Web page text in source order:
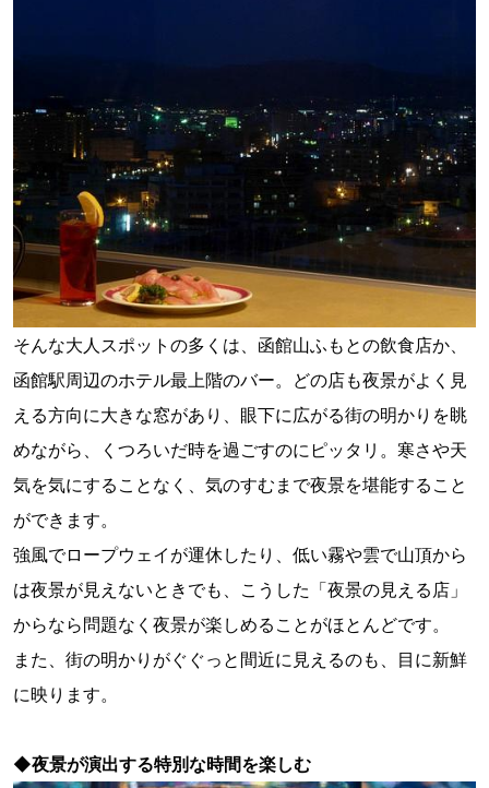
そんな大人スポットの多くは、函館山ふもとの飲食店か、
函館駅周辺のホテル最上階のバー。どの店も夜景がよく見
える方向に大きな窓があり、眼下に広がる街の明かりを眺
めながら、くつろいだ時を過ごすのにピッタリ。寒さや天
気を気にすることなく、気のすむまで夜景を堪能すること
ができます。
強風でロープウェイが運休したり、低い霧や雲で山頂から
は夜景が見えないときでも、こうした「夜景の見える店」
からなら問題なく夜景が楽しめることがほとんどです。
また、街の明かりがぐぐっと間近に見えるのも、目に新鮮
に映ります。
◆夜景が演出する特別な時間を楽しむ